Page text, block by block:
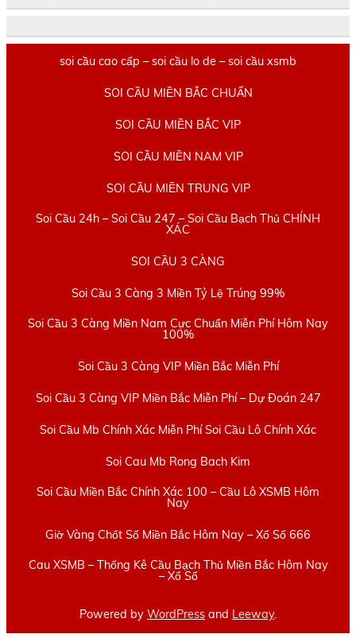
soi cầu cao cấp – soi cầu lo de – soi cầu xsmb
SOI CẦU MIỀN BẮC CHUẨN
SOI CẦU MIỀN BẮC VIP
SOI CẦU MIỀN NAM VIP
SOI CẦU MIỀN TRUNG VIP
Soi Cầu 24h – Soi Cầu 247 – Soi Cầu Bạch Thủ CHÍNH
XÁC
SOI CẦU 3 CÀNG
Soi Cầu 3 Càng 3 Miền Tỷ Lệ Trúng 99%
Soi Cầu 3 Càng Miền Nam Cực Chuẩn Miễn Phí Hôm Nay
100%
Soi Cầu 3 Càng VIP Miền Bắc Miễn Phí
Soi Cầu 3 Càng VIP Miền Bắc Miễn Phí – Dự Đoán 247
Soi Cầu Mb Chính Xác Miễn Phí Soi Cầu Lô Chính Xác
Soi Cau Mb Rong Bach Kim
Soi Cầu Miền Bắc Chính Xác 100 – Cầu Lô XSMB Hôm
Nay
Giờ Vàng Chốt Số Miền Bắc Hôm Nay – Xổ Số 666
Cau XSMB – Thống Kê Cầu Bạch Thủ Miền Bắc Hôm Nay
– Xổ Số
Powered by WordPress and Leeway.